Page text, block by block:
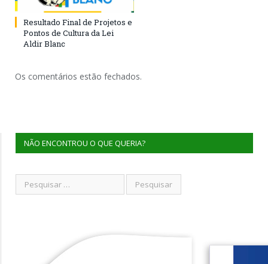
Resultado Final de Projetos e
Pontos de Cultura da Lei
Aldir Blanc
Os comentários estão fechados.
NÃO ENCONTROU O QUE QUERIA?